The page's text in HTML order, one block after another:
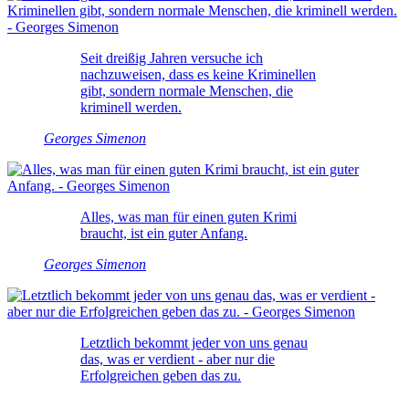
Seit dreißig Jahren versuche ich
nachzuweisen, dass es keine Kriminellen
gibt, sondern normale Menschen, die
kriminell werden.
Georges Simenon
Alles, was man für einen guten Krimi
braucht, ist ein guter Anfang.
Georges Simenon
Letztlich bekommt jeder von uns genau
das, was er verdient - aber nur die
Erfolgreichen geben das zu.